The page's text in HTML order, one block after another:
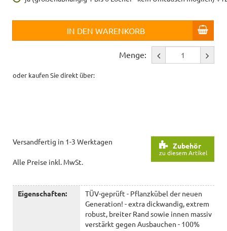
IN DEN WARENKORB
Menge:
oder kaufen Sie direkt über:
Zubehör
zu diesem Artikel
Versandfertig in 1-3 Werktagen
Alle Preise inkl. MwSt.
Eigenschaften:
TÜV-geprüft - Pflanzkübel der neuen
Generation! - extra dickwandig, extrem
robust, breiter Rand sowie innen massiv
verstärkt gegen Ausbauchen - 100%